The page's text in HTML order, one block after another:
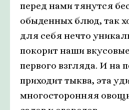
перед нами тянутся
обыденных блюд, так
для себя нечто
покорит наши
первого взгляда. И на
приходит тыква, эта
многосторонняя